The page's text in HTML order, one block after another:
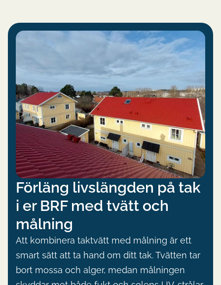
Förläng livslängden på tak
i er BRF med tvätt och
målning
Att kombinera taktvätt med målning är ett
smart sätt att ta hand om ditt tak. Tvätten tar
bort mossa och alger, medan målningen